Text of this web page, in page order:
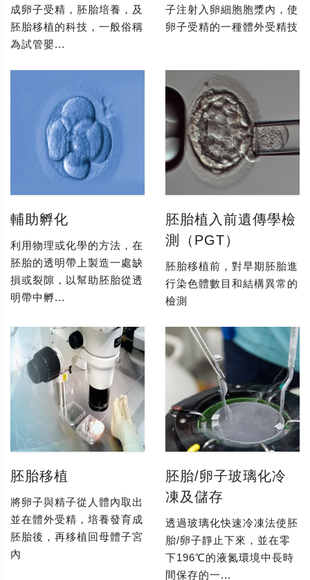
成卵子受精，胚胎培養，及
胚胎移植的科技，一般俗稱
為試管嬰...
子注射入卵細胞胞漿內，使
卵子受精的一種體外受精技
輔助孵化
利用物理或化學的方法，在
胚胎的透明帶上製造一處缺
損或裂隙，以幫助胚胎從透
明帶中孵...
胚胎植入前遺傳學檢
測（PGT）
胚胎移植前，對早期胚胎進
行染色體數目和結構異常的
檢測
胚胎移植
將卵子與精子從人體內取出
並在體外受精，培養發育成
胚胎後，再移植回母體子宮
內
胚胎/卵子玻璃化冷
凍及儲存
透過玻璃化快速冷凍法使胚
胎/卵子靜止下來，並在零
下196℃的液氮環境中長時
間保存的一...